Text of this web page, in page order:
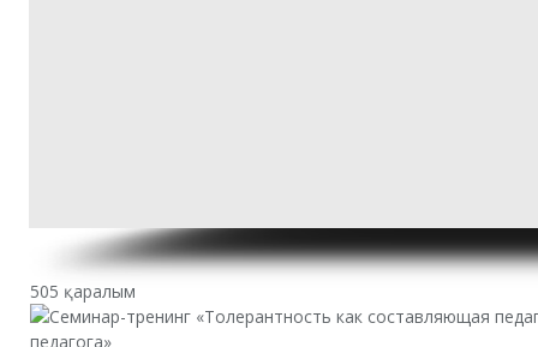
505 қаралым